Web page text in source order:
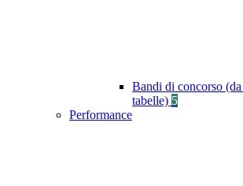
Bandi di concorso
tabelle) 5
Performance